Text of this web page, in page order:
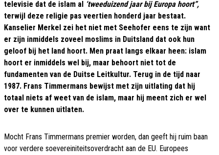
televisie dat de islam al ‘tweeduizend jaar bij Europa hoort”,
terwijl deze religie pas veertien honderd jaar bestaat.
Kanselier Merkel zei het niet met Seehofer eens te zijn want
er zijn inmiddels zoveel moslims in Duitsland dat ook hun
geloof bij het land hoort. Men praat langs elkaar heen: islam
hoort er inmiddels wel bij, maar behoort niet tot de
fundamenten van de Duitse Leitkultur. Terug in de tijd naar
1987. Frans Timmermans bewijst met zijn uitlating dat hij
totaal niets af weet van de islam, maar hij meent zich er wel
over te kunnen uitlaten.
Mocht Frans Timmermans premier worden, dan geeft hij ruim baan
voor verdere soevereiniteitsoverdracht aan de EU. Europees